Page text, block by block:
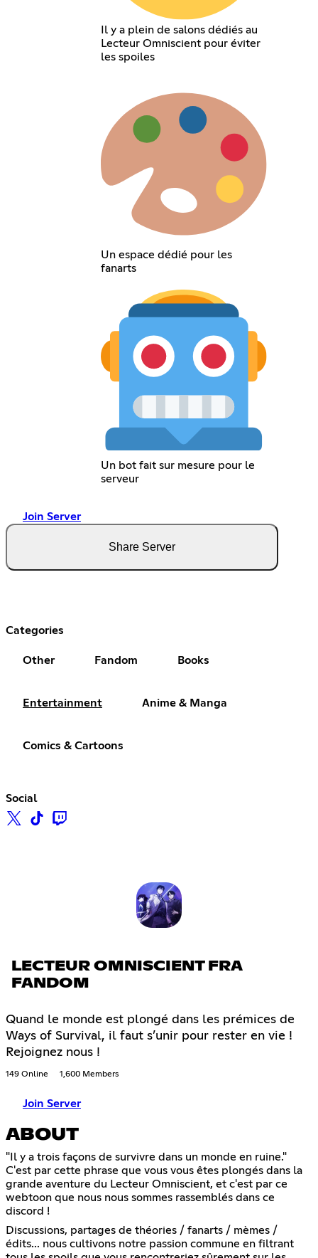
Il y a plein de salons dédiés au
Lecteur Omniscient pour éviter
les spoiles
Un espace dédié pour les
fanarts
Un bot fait sur mesure pour le
serveur
Join Server
Share Server
Categories
Other Fandom Books
Entertainment Anime & Manga
Comics & Cartoons
Social
LECTEUR OMNISCIENT FRA
FANDOM
Quand le monde est plongé dans les prémices de
Ways of Survival, il faut s’unir pour rester en vie !
Rejoignez nous !
149 Online 1,600 Members
Join Server
ABOUT
"Il y a trois façons de survivre dans un monde en ruine."
C'est par cette phrase que vous vous êtes plongés dans la
grande aventure du Lecteur Omniscient, et c'est par ce
webtoon que nous nous sommes rassemblés dans ce
discord !
Discussions, partages de théories / fanarts / mèmes /
édits... nous cultivons notre passion commune en filtrant